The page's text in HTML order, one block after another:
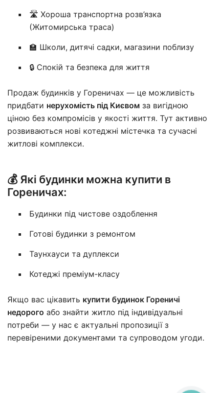
🛣️ Хороша транспортна розв’язка
(Житомирська траса)
🏫 Школи, дитячі садки, магазини поблизу
🔒 Спокій та безпека для життя
Продаж будинків у Гореничах — це можливість
придбати нерухомість під Києвом за вигідною
ціною без компромісів у якості життя. Тут активно
розвиваються нові котеджні містечка та сучасні
житлові комплекси.
💰 Які будинки можна купити в
Гореничах:
Будинки під чистове оздоблення
Готові будинки з ремонтом
Таунхауси та дуплекси
Котеджі преміум-класу
Якщо вас цікавить купити будинок Гореничі
недорого або знайти житло під індивідуальні
потреби — у нас є актуальні пропозиції з
перевіреними документами та супроводом угоди.